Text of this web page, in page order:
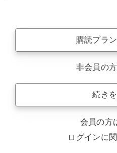
購読プラ
非会員の
続き
会員の方
ログインに